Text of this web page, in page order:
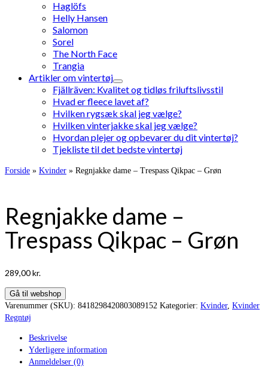
Haglöfs
Helly Hansen
Salomon
Sorel
The North Face
Trangia
Artikler om vintertøj
Fjällräven: Kvalitet og tidløs friluftslivsstil
Hvad er fleece lavet af?
Hvilken rygsæk skal jeg vælge?
Hvilken vinterjakke skal jeg vælge?
Hvordan plejer og opbevarer du dit vintertøj?
Tjekliste til det bedste vintertøj
Forside » Kvinder » Regnjakke dame – Trespass Qikpac – Grøn
Regnjakke dame –
Trespass Qikpac – Grøn
289,00kr.
Gå til webshop
Varenummer (SKU): 8418298420803089152 Kategorier: Kvinder, Kvinder
Regntøj
Beskrivelse
Yderligere information
Anmeldelser (0)